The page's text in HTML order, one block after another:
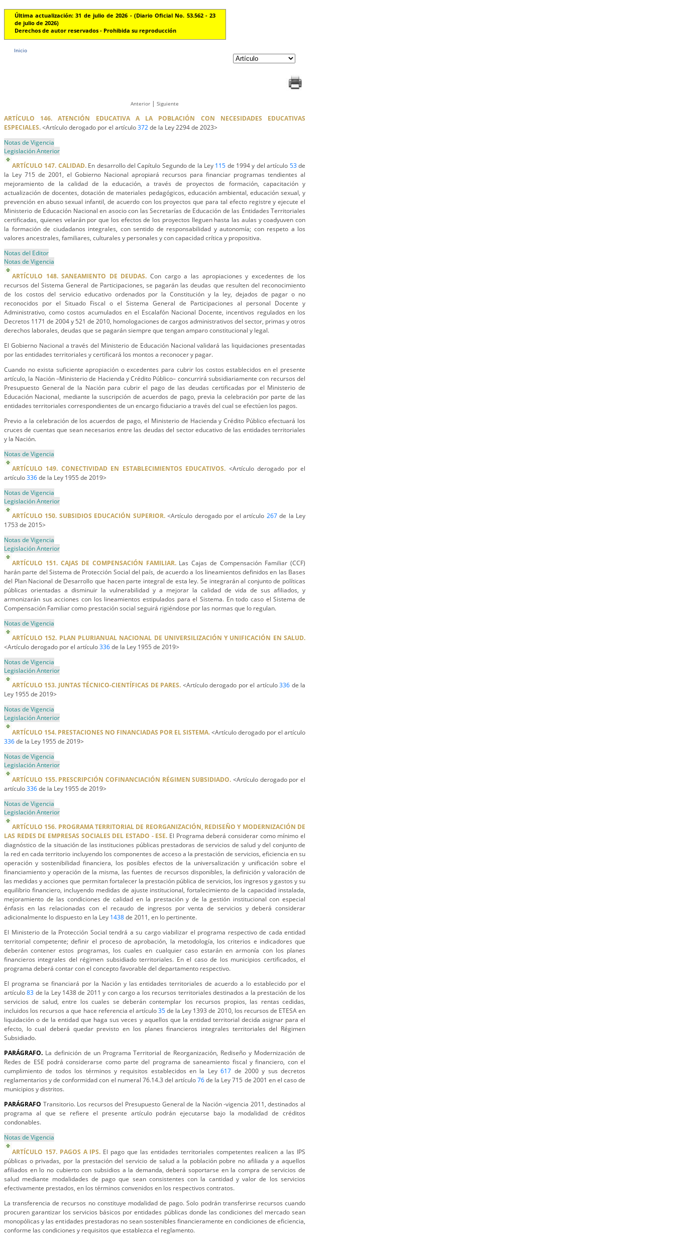
Última actualización: 31 de julio de 2026 - (Diario Oficial No. 53.562 - 23
de julio de 2026)
Derechos de autor reservados - Prohibida su reproducción
Inicio
Anterior | Siguiente
ARTÍCULO 146. ATENCIÓN EDUCATIVA A LA POBLACIÓN CON NECESIDADES EDUCATIVAS
ESPECIALES.<Artículo derogado por el artículo372de la Ley 2294 de 2023>
Notas de Vigencia
Legislación Anterior
ARTÍCULO 147. CALIDAD.En desarrollo del Capítulo Segundo de la Ley 115 de 1994 y del artículo 53de
la Ley 715 de 2001, el Gobierno Nacional apropiará recursos para financiar programas tendientes al
mejoramiento de la calidad de la educación, a través de proyectos de formación, capacitación y
actualización de docentes, dotación de materiales pedagógicos, educación ambiental, educación sexual, y
prevención en abuso sexual infantil, de acuerdo con los proyectos que para tal efecto registre y ejecute el
Ministerio de Educación Nacional en asocio con las Secretarías de Educación de las Entidades Territoriales
certificadas, quienes velarán por que los efectos de los proyectos lleguen hasta las aulas y coadyuven con
la formación de ciudadanos integrales, con sentido de responsabilidad y autonomía; con respeto a los
valores ancestrales, familiares, culturales y personales y con capacidad crítica y propositiva.
Notas del Editor
Notas de Vigencia
ARTÍCULO 148. SANEAMIENTO DE DEUDAS. Con cargo a las apropiaciones y excedentes de los
recursos del Sistema General de Participaciones, se pagarán las deudas que resulten del reconocimiento
de los costos del servicio educativo ordenados por la Constitución y la ley, dejados de pagar o no
reconocidos por el Situado Fiscal o el Sistema General de Participaciones al personal Docente y
Administrativo, como costos acumulados en el Escalafón Nacional Docente, incentivos regulados en los
Decretos 1171 de 2004 y 521 de 2010, homologaciones de cargos administrativos del sector, primas y otros
derechos laborales, deudas que se pagarán siempre que tengan amparo constitucional y legal.
El Gobierno Nacional a través del Ministerio de Educación Nacional validará las liquidaciones presentadas
por las entidades territoriales y certificará los montos a reconocer y pagar.
Cuando no exista suficiente apropiación o excedentes para cubrir los costos establecidos en el presente
artículo, la Nación –Ministerio de Hacienda y Crédito Público– concurrirá subsidiariamente con recursos del
Presupuesto General de la Nación para cubrir el pago de las deudas certificadas por el Ministerio de
Educación Nacional, mediante la suscripción de acuerdos de pago, previa la celebración por parte de las
entidades territoriales correspondientes de un encargo fiduciario a través del cual se efectúen los pagos.
Previo a la celebración de los acuerdos de pago, el Ministerio de Hacienda y Crédito Público efectuará los
cruces de cuentas que sean necesarios entre las deudas del sector educativo de las entidades territoriales
y la Nación.
Notas de Vigencia
ARTÍCULO 149. CONECTIVIDAD EN ESTABLECIMIENTOS EDUCATIVOS. <Artículo derogado por el
artículo336de la Ley 1955 de 2019>
Notas de Vigencia
Legislación Anterior
ARTÍCULO 150. SUBSIDIOS EDUCACIÓN SUPERIOR.<Artículo derogado por el artículo 267de la Ley
1753 de 2015>
Notas de Vigencia
Legislación Anterior
ARTÍCULO 151. CAJAS DE COMPENSACIÓN FAMILIAR.Las Cajas de Compensación Familiar (CCF)
harán parte del Sistema de Protección Social del país, de acuerdo a los lineamientos definidos en las Bases
del Plan Nacional de Desarrollo que hacen parte integral de esta ley. Se integrarán al conjunto de políticas
públicas orientadas a disminuir la vulnerabilidad y a mejorar la calidad de vida de sus afiliados, y
armonizarán sus acciones con los lineamientos estipulados para el Sistema. En todo caso el Sistema de
Compensación Familiar como prestación social seguirá rigiéndose por las normas que lo regulan.
Notas de Vigencia
ARTÍCULO 152. PLAN PLURIANUAL NACIONAL DE UNIVERSILIZACIÓN Y UNIFICACIÓN EN SALUD.
<Artículo derogado por el artículo336de la Ley 1955 de 2019>
Notas de Vigencia
Legislación Anterior
ARTÍCULO 153. JUNTAS TÉCNICO-CIENTÍFICAS DE PARES. <Artículo derogado por el artículo336 de la
Ley 1955 de 2019>
Notas de Vigencia
Legislación Anterior
ARTÍCULO 154. PRESTACIONES NO FINANCIADAS POR EL SISTEMA.<Artículo derogado por el artículo
336de la Ley 1955 de 2019>
Notas de Vigencia
Legislación Anterior
ARTÍCULO 155. PRESCRIPCIÓN COFINANCIACIÓN RÉGIMEN SUBSIDIADO. <Artículo derogado por el
artículo336de la Ley 1955 de 2019>
Notas de Vigencia
Legislación Anterior
ARTÍCULO 156. PROGRAMA TERRITORIAL DE REORGANIZACIÓN, REDISEÑO Y MODERNIZACIÓN DE
LAS REDES DE EMPRESAS SOCIALES DEL ESTADO - ESE. El Programa deberá considerar como mínimo el
diagnóstico de la situación de las instituciones públicas prestadoras de servicios de salud y del conjunto de
la red en cada territorio incluyendo los componentes de acceso a la prestación de servicios, eficiencia en su
operación y sostenibilidad financiera, los posibles efectos de la universalización y unificación sobre el
financiamiento y operación de la misma, las fuentes de recursos disponibles, la definición y valoración de
las medidas y acciones que permitan fortalecer la prestación pública de servicios, los ingresos y gastos y su
equilibrio financiero, incluyendo medidas de ajuste institucional, fortalecimiento de la capacidad instalada,
mejoramiento de las condiciones de calidad en la prestación y de la gestión institucional con especial
énfasis en las relacionadas con el recaudo de ingresos por venta de servicios y deberá considerar
adicionalmente lo dispuesto en la Ley 1438de 2011, en lo pertinente.
El Ministerio de la Protección Social tendrá a su cargo viabilizar el programa respectivo de cada entidad
territorial competente; definir el proceso de aprobación, la metodología, los criterios e indicadores que
deberán contener estos programas, los cuales en cualquier caso estarán en armonía con los planes
financieros integrales del régimen subsidiado territoriales. En el caso de los municipios certificados, el
programa deberá contar con el concepto favorable del departamento respectivo.
El programa se financiará por la Nación y las entidades territoriales de acuerdo a lo establecido por el
artículo83 de la Ley 1438 de 2011 y con cargo a los recursos territoriales destinados a la prestación de los
servicios de salud, entre los cuales se deberán contemplar los recursos propios, las rentas cedidas,
incluidos los recursos a que hace referencia el artículo35de la Ley 1393 de 2010, los recursos de ETESA en
liquidación o de la entidad que haga sus veces y aquellos que la entidad territorial decida asignar para el
efecto, lo cual deberá quedar previsto en los planes financieros integrales territoriales del Régimen
Subsidiado.
PARÁGRAFO. La definición de un Programa Territorial de Reorganización, Rediseño y Modernización de
Redes de ESE podrá considerarse como parte del programa de saneamiento fiscal y financiero, con el
cumplimiento de todos los términos y requisitos establecidos en la Ley617 de 2000 y sus decretos
reglamentarios y de conformidad con el numeral 76.14.3 del artículo76de la Ley 715 de 2001 en el caso de
municipios y distritos.
PARÁGRAFO Transitorio. Los recursos del Presupuesto General de la Nación -vigencia 2011, destinados al
programa al que se refiere el presente artículo podrán ejecutarse bajo la modalidad de créditos
condonables.
Notas de Vigencia
ARTÍCULO 157. PAGOS A IPS. El pago que las entidades territoriales competentes realicen a las IPS
públicas o privadas, por la prestación del servicio de salud a la población pobre no afiliada y a aquellos
afiliados en lo no cubierto con subsidios a la demanda, deberá soportarse en la compra de servicios de
salud mediante modalidades de pago que sean consistentes con la cantidad y valor de los servicios
efectivamente prestados, en los términos convenidos en los respectivos contratos.
La transferencia de recursos no constituye modalidad de pago. Solo podrán transferirse recursos cuando
procuren garantizar los servicios básicos por entidades públicas donde las condiciones del mercado sean
monopólicas y las entidades prestadoras no sean sostenibles financieramente en condiciones de eficiencia,
conforme las condiciones y requisitos que establezca el reglamento.